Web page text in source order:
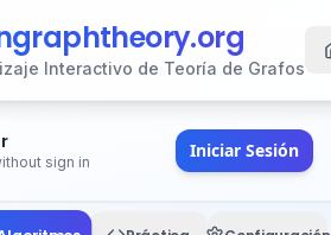
Interactivo de Teoría de Grafos
sign in
Iniciar Sesión